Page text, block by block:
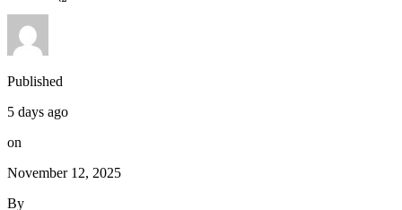
Published
5 days ago
on
November 12, 2025
By